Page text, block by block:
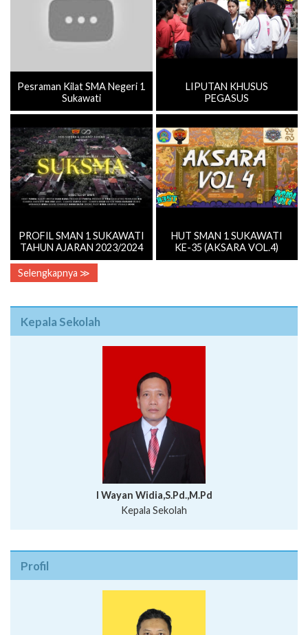
Pesraman Kilat SMA Negeri 1
Sukawati
LIPUTAN KHUSUS
PEGASUS
PROFIL SMAN 1 SUKAWATI
TAHUN AJARAN 2023/2024
HUT SMAN 1 SUKAWATI
KE-35 (AKSARA VOL.4)
Selengkapnya ≫
Kepala Sekolah
I Wayan Widia,S.Pd.,M.Pd
Kepala Sekolah
Profil